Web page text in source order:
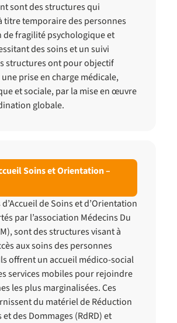
sont des structures qui
titre temporaire des personnes
de fragilité psychologique et
des soins et un suivi
structures ont pour objectif
prise en charge médicale,
et sociale, par la mise en œuvre
globale.
Soins et Orientation –
d’Accueil de Soins et d’Orientation
par l’association Médecins Du
sont des structures visant à
aux soins des personnes
offrent un accueil médico-social
services mobiles pour rejoindre
les plus marginalisées. Ces
du matériel de Réduction
et des Dommages (RdRD) et